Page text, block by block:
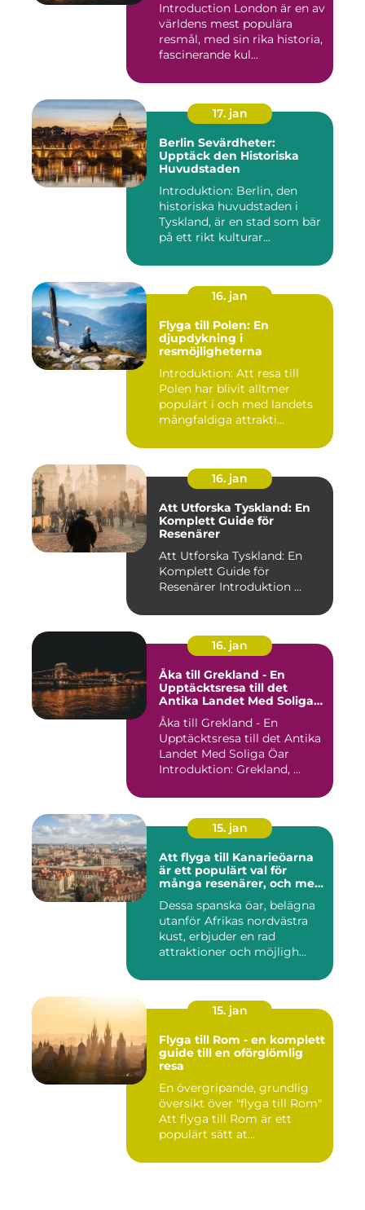
Introduction London är en av
världens mest populära
resmål, med sin rika historia,
fascinerande kul...
17. jan
Berlin Sevärdheter:
Upptäck den Historiska
Huvudstaden
Introduktion: Berlin, den
historiska huvudstaden i
Tyskland, är en stad som bär
på ett rikt kulturar...
16. jan
Flyga till Polen: En
djupdykning i
resmöjligheterna
Introduktion: Att resa till
Polen har blivit alltmer
populärt i och med landets
mångfaldiga attrakti...
16. jan
Att Utforska Tyskland: En
Komplett Guide för
Resenärer
Att Utforska Tyskland: En
Komplett Guide för
Resenärer Introduktion ...
16. jan
Åka till Grekland - En
Upptäcktsresa till det
Antika Landet Med Soliga
Öar
Åka till Grekland - En
Upptäcktsresa till det Antika
Landet Med Soliga Öar
Introduktion: Grekland, ...
15. jan
Att flyga till Kanarieöarna
är ett populärt val för
många resenärer, och med
Dessa spanska öar, belägna
utanför Afrikas nordvästra
kust, erbjuder en rad
attraktioner och möjligh...
15. jan
Flyga till Rom - en komplett
guide till en oförglömlig
resa
En övergripande, grundlig
översikt över "flyga till Rom"
Att flyga till Rom är ett
populärt sätt at...